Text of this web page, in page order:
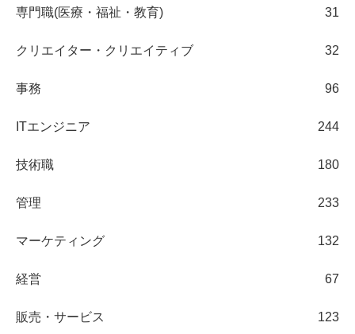
専門職(医療・福祉・教育) 31
クリエイター・クリエイティブ 32
事務 96
ITエンジニア 244
技術職 180
管理 233
マーケティング 132
経営 67
販売・サービス 123